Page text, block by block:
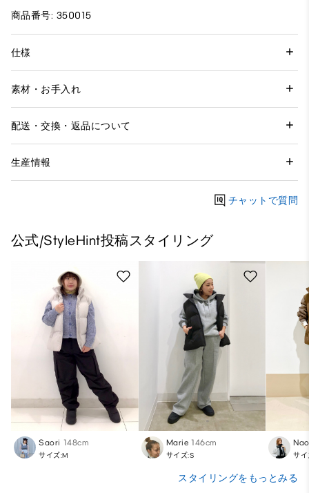
商品番号: 350015
仕様
素材・お手入れ
配送・交換・返品について
生産情報
チャットで質問
公式/StyleHint投稿スタイリング
Saori 148cm
サイズ:M
Marie 146cm
サイズ:S サ
スタイリングをもっとみる